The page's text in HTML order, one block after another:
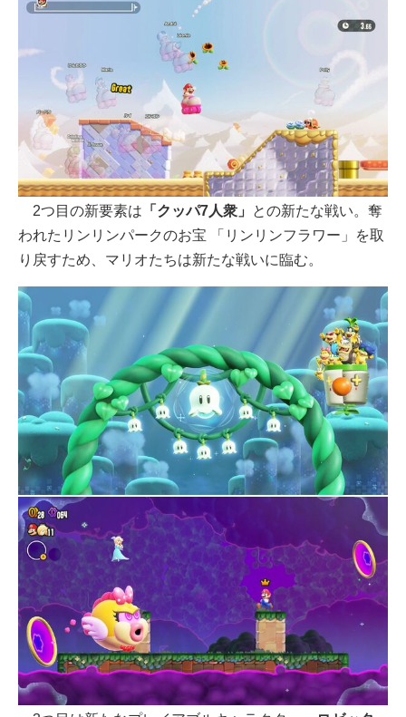
2つ目の新要素は 「クッパ7人衆」
との新たな戦い。奪
われたリンリンパークのお宝 「リンリンフラワー」を取
り戻すため、マリオたちは新たな戦いに臨む。